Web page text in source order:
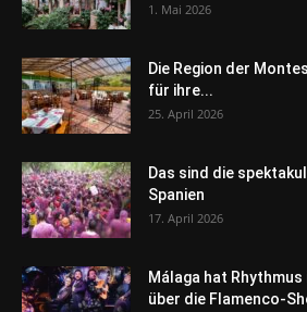
1. Mai 2026
Die Region der
für ihre...
25. April 2026
Das sind die
Spanien
17. April 2026
Málaga hat
über die Flamenco-